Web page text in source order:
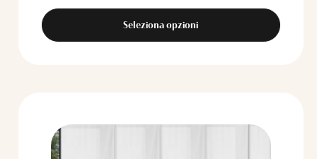
Seleziona opzioni